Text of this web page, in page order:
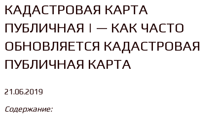
КАДАСТРОВАЯ КАРТА
ПУБЛИЧНАЯ | — КАК ЧАСТО
ОБНОВЛЯЕТСЯ КАДАСТРОВАЯ
ПУБЛИЧНАЯ КАРТА
21.06.2019
Содержание: